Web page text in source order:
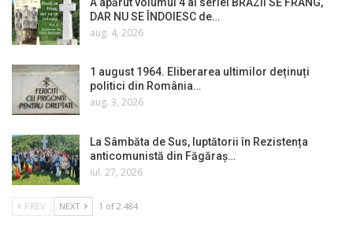
DAR NU SE ÎNDOIESC de…
aug. 4, 2026
1 august 1964. Eliberarea ultimilor deținuți
politici din România…
aug. 3, 2026
La Sâmbăta de Sus, luptătorii în Rezistența
anticomunistă din Făgăraș…
iul. 27, 2026
PREV NEXT 1 of 2.484